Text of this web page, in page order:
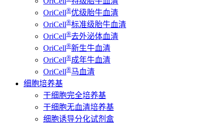
OriCell®优级胎牛血清
OriCell®标准级胎牛血清
OriCell®去外泌体血清
OriCell®新生牛血清
OriCell®成年牛血清
OriCell®马血清
细胞培养基
干细胞完全培养基
干细胞无血清培养基
细胞诱导分化试剂盒